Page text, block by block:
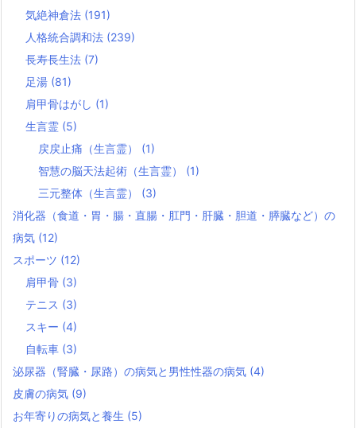
気絶神倉法 (191)
人格統合調和法 (239)
長寿長生法 (7)
足湯 (81)
肩甲骨はがし (1)
生言霊 (5)
戻戻止痛（生言霊） (1)
智慧の脳天法起術（生言霊） (1)
三元整体（生言霊） (3)
消化器（食道・胃・腸・直腸・肛門・肝臓・胆道・膵臓など）の
病気 (12)
スポーツ (12)
肩甲骨 (3)
テニス (3)
スキー (4)
自転車 (3)
泌尿器（腎臓・尿路）の病気と男性性器の病気 (4)
皮膚の病気 (9)
お年寄りの病気と養生 (5)